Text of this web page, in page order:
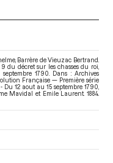
Barrère de Vieuzac Bertrand.
du décret sur les chasses du roi,
1790. Dans : Archives
Française — Première série
Du 12 aout au 15 septembre 1790
Mavidal et Emile Laurent. 1884.